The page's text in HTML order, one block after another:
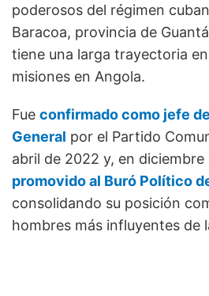
poderosos del régimen
Baracoa, provincia de
tiene una larga trayectoria
misiones en Angola.
Fue confirmado como jefe
General por el Partido
abril de 2022 y, en
promovido al Buró Político
consolidando su posición
hombres más influyentes de